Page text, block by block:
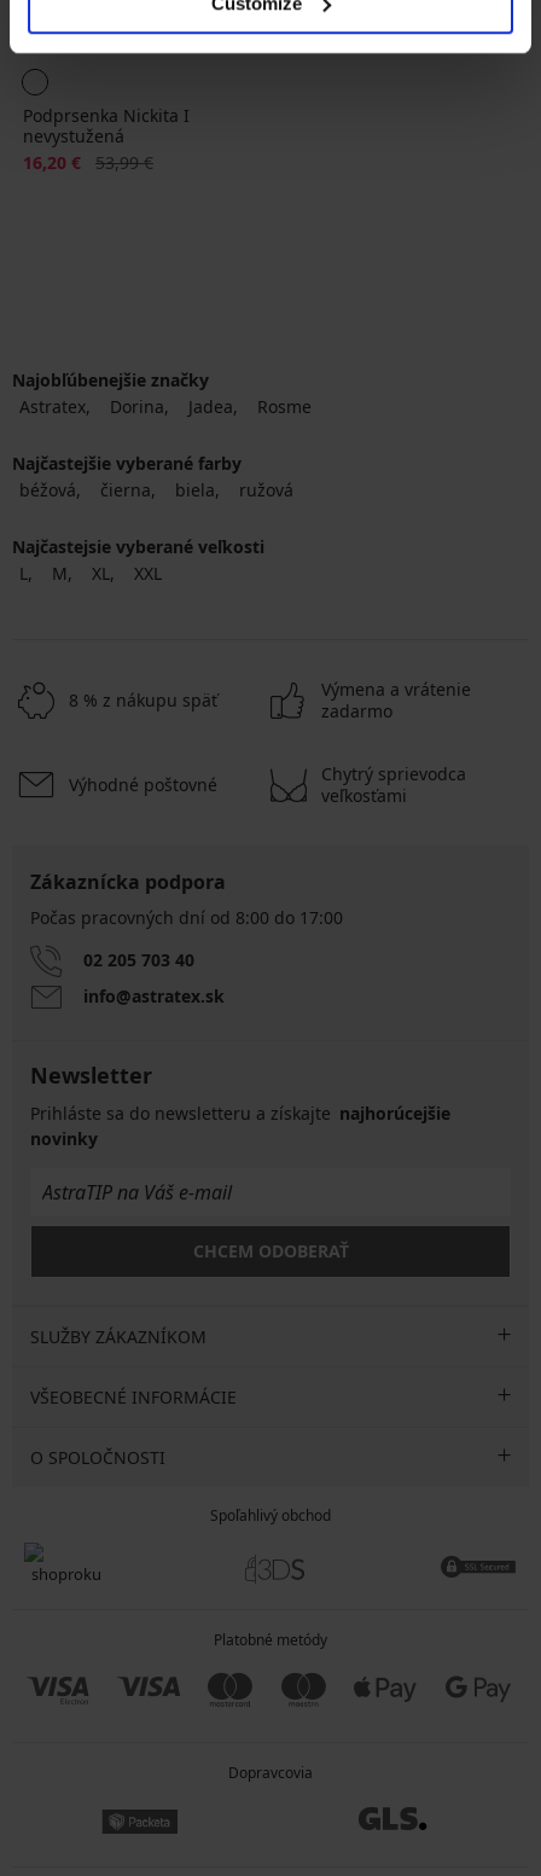
Výpredaj -70%
Podprsenka Nickita I
nevystužená
Zľava
16,20 € Pôvodná cena
53,99 €
Najobľúbenejšie značky
Astratex
Dorina Jadea Rosme
Najčastejšie vyberané farby
béžová
čierna biela ružová
Najčastejsie vyberané veľkosti
L
M XL XXL
8 % z nákupu späť
Výmena a vrátenie
zadarmo
Výhodné poštovné
Chytrý sprievodca
veľkosťami
Zákaznícka podpora
Počas pracovných dní od 8:00 do 17:00
02 205 703 40
info@astratex.sk
Newsletter
Prihláste sa do newsletteru a získajte najhorúcejšie
novinky
CHCEM ODOBERAŤ
SLUŽBY ZÁKAZNÍKOM
VŠEOBECNÉ INFORMÁCIE
O SPOLOČNOSTI
Spoľahlivý obchod
Platobné metódy
Dopravcovia